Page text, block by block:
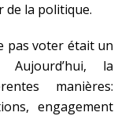
de la politique.
pas voter était un
Aujourd’hui, la
manières:
engagement